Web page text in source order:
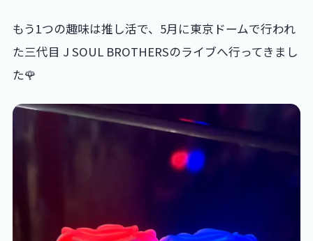
もう1つの趣味は推し活で、5月に東京ドームで行われ
た三代目 J SOUL BROTHERSのライブへ行ってきまし
た🌹